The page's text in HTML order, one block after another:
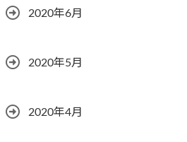
2020年6月
2020年5月
2020年4月